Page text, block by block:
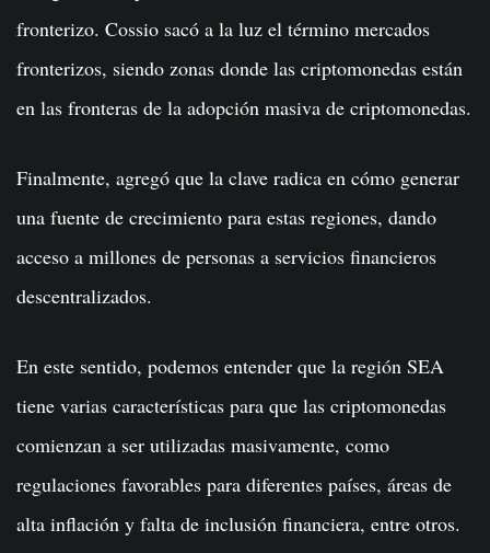
fronterizo. Cossio sacó a la luz el término mercados
fronterizos, siendo zonas donde las criptomonedas están
en las fronteras de la adopción masiva de criptomonedas.
Finalmente, agregó que la clave radica en cómo generar
una fuente de crecimiento para estas regiones, dando
acceso a millones de personas a servicios financieros
descentralizados.
En este sentido, podemos entender que la región SEA
tiene varias características para que las criptomonedas
comienzan a ser utilizadas masivamente, como
regulaciones favorables para diferentes países, áreas de
alta inflación y falta de inclusión financiera, entre otros.